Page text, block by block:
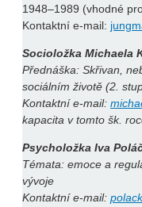
1948–1989 (vhodné
Kontaktní e-mail:
Socioložka Michaela
Přednáška: Skřivan,
sociálním životě (2.
Kontaktní e-mail:
kapacita v tomto šk.
Psycholožka Iva
Témata: emoce a
vývoje
Kontaktní e-mail: